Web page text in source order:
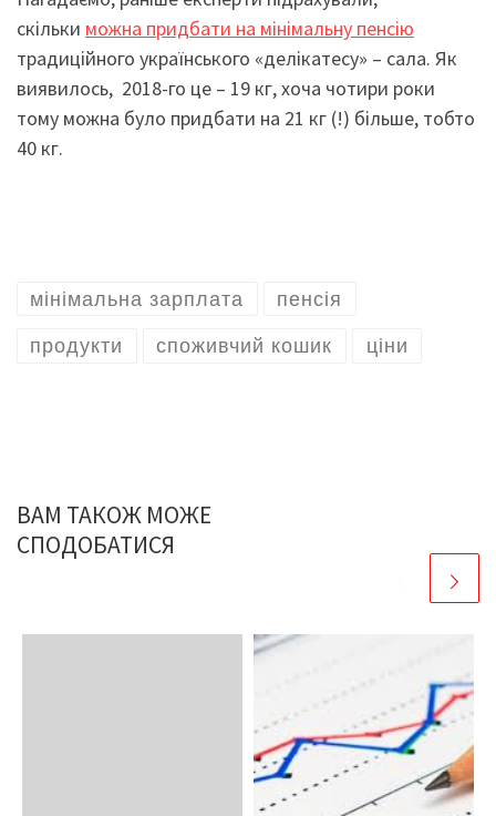
скільки можна придбати на мінімальну пенсію
традиційного українського «делікатесу» – сала. Як
виявилось, 2018-го це – 19 кг, хоча чотири роки
тому можна було придбати на 21 кг (!) більше, тобто
40 кг.
мінімальна зарплата пенсія
продукти споживчий кошик ціни
ВАМ ТАКОЖ МОЖЕ
СПОДОБАТИСЯ